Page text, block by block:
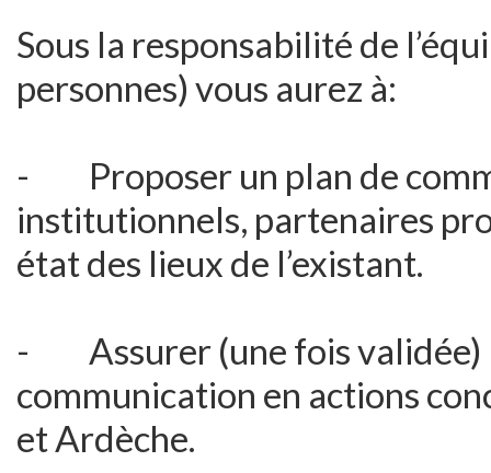
Sous la responsabilité de
personnes) vous aurez à:
- Proposer un plan de
institutionnels, partenaires
état des lieux de l’existant.
- Assurer (une fois validée)
communication en actions
et Ardèche.